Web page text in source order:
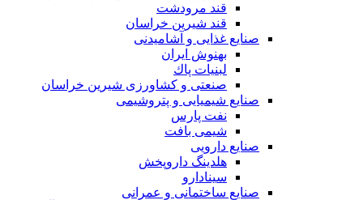
قند مرودشت
قند شیرین خراسان
صنایع غذايی و آشاميدنی
بهنوش ایران
لبنيات پاك
صنعتی و کشاورزی شیرین خراسان
صنایع شیمیایی و پتروشیمی
نفت پارس
شیمی بافت
صنایع دارویی
هلدینگ داروپخش
سینادارو
صنایع ساختمانی و عمرانی